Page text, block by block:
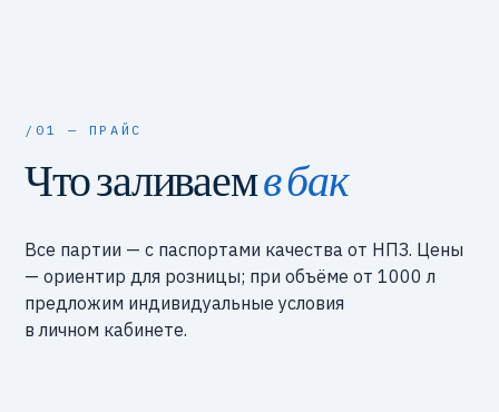
/01 — ПРАЙС
Что заливаемв бак
Все партии — с паспортами качества от НПЗ. Цены
— ориентир для розницы; при объёме от 1000 л
предложим индивидуальные условия
в личном кабинете.